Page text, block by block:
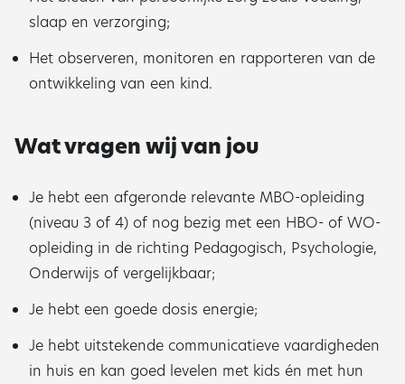
slaap en verzorging;
Het observeren, monitoren en rapporteren van de
ontwikkeling van een kind.
Wat vragen wij van jou
Je hebt een afgeronde relevante MBO-opleiding
(niveau 3 of 4) of nog bezig met een HBO- of WO-
opleiding in de richting Pedagogisch, Psychologie,
Onderwijs of vergelijkbaar;
Je hebt een goede dosis energie;
Je hebt uitstekende communicatieve vaardigheden
in huis en kan goed levelen met kids én met hun